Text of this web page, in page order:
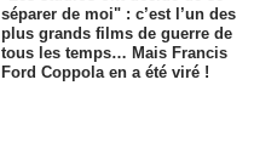
séparer de moi" : c’est l’un des
plus grands films de guerre de
tous les temps… Mais Francis
Ford Coppola en a été viré !